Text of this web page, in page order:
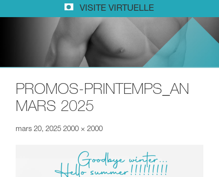
VISITE VIRTUELLE
PROMOS-PRINTEMPS_AN
MARS 2025
mars 20, 2025 2000 × 2000